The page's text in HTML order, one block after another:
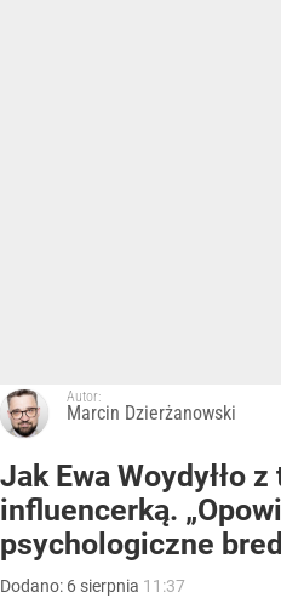
Autor:
Marcin Dzierżanowski
Jak Ewa Woydyłło
influencerką.
psychologiczne
Dodano: 6 sierpnia 11:37